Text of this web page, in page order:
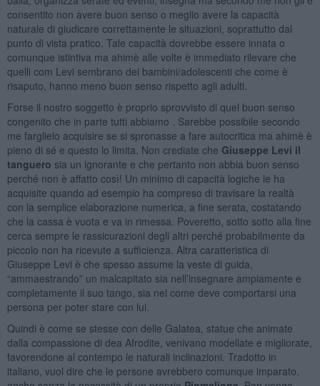
consentito non avere buon senso o meglio avere la capacità
naturale di giudicare correttamente le situazioni, soprattutto dal
punto di vista pratico. Tale capacità dovrebbe essere innata o
comunque istintiva ma ahimè alle volte è immediato rilevare che
quelli com Levi sembrano dei bambini/adolescenti che come è
risaputo, hanno meno buon senso rispetto agli adulti.
Forse il nostro soggetto è proprio sprovvisto di quel buon senso
congenito che in parte tutti abbiamo . Sarebbe possibile secondo
me farglielo acquisire se si spronasse a fare autocritica ma ahimè è
pieno di sé e questo lo limita. Non crediate che Giuseppe Levi il
tanguero sia un ignorante e che pertanto non abbia buon senso
perché non è affatto così! Un minimo di capacità logiche le ha
acquisite quando ad esempio ha compreso di travisare la realtà
con la semplice elaborazione numerica, a fine serata, costatando
che la cassa è vuota e va in rimessa. Poveretto, sotto sotto alla fine
cerca sempre le rassicurazioni degli altri perché probabilmente da
piccolo non ha ricevute a sufficienza. Altra caratteristica di
Giuseppe Levi è che spesso assume la veste di guida,
“ammaestrando” un malcapitato sia nell’insegnare ampiamente e
completamente il suo tango, sia nel come deve comportarsi una
persona per poter stare con lui.
Quindi è come se stesse con delle Galatea, statue che animate
dalla compassione di dea Afrodite, venivano modellate e migliorate,
favorendone al contempo le naturali inclinazioni. Tradotto in
italiano, vuol dire che le persone avrebbero comunque imparato,